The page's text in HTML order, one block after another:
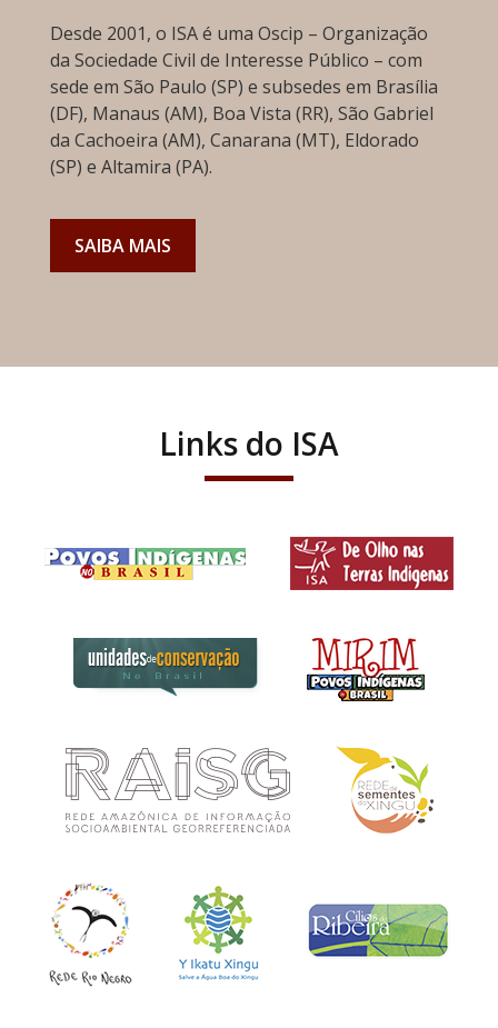
Desde 2001, o ISA é uma Oscip – Organização
da Sociedade Civil de Interesse Público – com
sede em São Paulo (SP) e subsedes em Brasília
(DF), Manaus (AM), Boa Vista (RR), São Gabriel
da Cachoeira (AM), Canarana (MT), Eldorado
(SP) e Altamira (PA).
SAIBA MAIS
Links do ISA